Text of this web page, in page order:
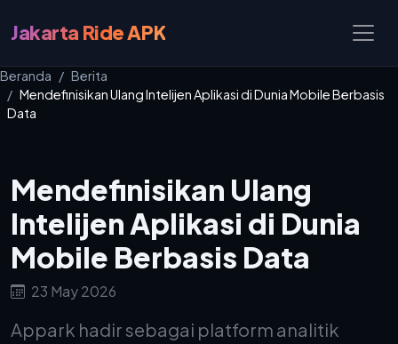
Jakarta Ride APK
Beranda
Berita
Mendefinisikan Ulang Intelijen Aplikasi di Dunia Mobile Berbasis
Data
Mendefinisikan Ulang
Intelijen Aplikasi di Dunia
Mobile Berbasis Data
23 May 2026
Appark hadir sebagai platform analitik